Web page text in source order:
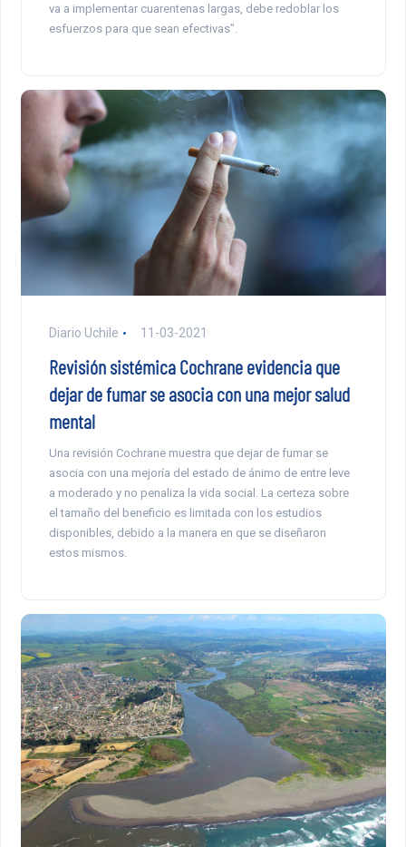
va a implementar cuarentenas largas, debe redoblar los
esfuerzos para que sean efectivas”.
Diario Uchile 11-03-2021
Revisión sistémica Cochrane evidencia que
dejar de fumar se asocia con una mejor salud
mental
Una revisión Cochrane muestra que dejar de fumar se
asocia con una mejoría del estado de ánimo de entre leve
a moderado y no penaliza la vida social. La certeza sobre
el tamaño del beneficio es limitada con los estudios
disponibles, debido a la manera en que se diseñaron
estos mismos.